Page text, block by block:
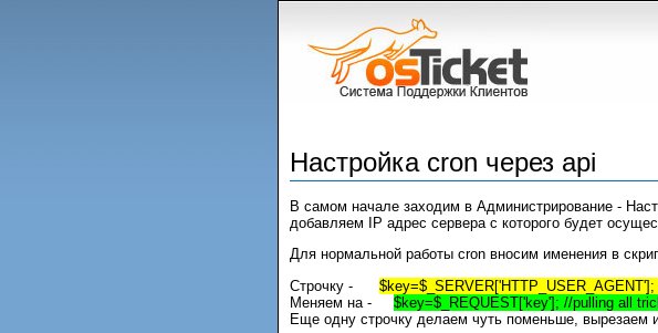
Настройка cron через api
В самом начале заходим в Администрирование -
добавляем IP адрес сервера с которого будет
Для нормальной работы cron вносим именения в
Строчку -
Меняем на - $key=$_REQUEST['key']; //pulling all
Еще одну строчку делаем чуть поменьше, вырезаем